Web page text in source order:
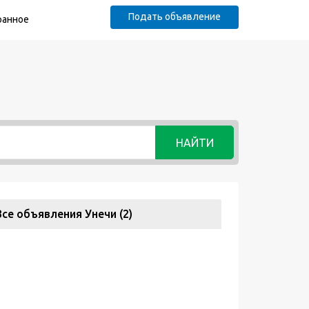
Подать объявление
НАЙТИ
объявления Унечи (2)